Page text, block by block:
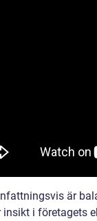
är
insikt i företagets